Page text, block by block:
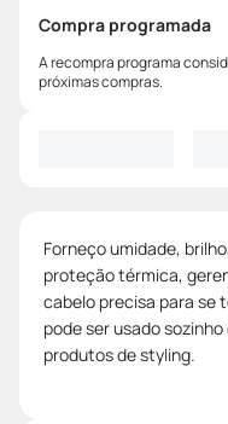
Compra programada
A recompra programa
próximas compras.
Forneço umidade,
proteção térmica,
cabelo precisa para se
pode ser usado
produtos de styling.